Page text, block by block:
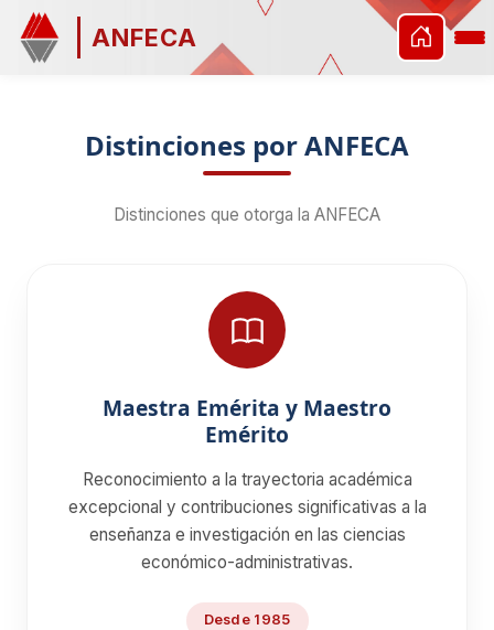
ANFECA
Distinciones por ANFECA
Distinciones que otorga la ANFECA
Maestra Emérita y Maestro
Emérito
Reconocimiento a la trayectoria académica
excepcional y contribuciones significativas a la
enseñanza e investigación en las ciencias
económico-administrativas.
Desde 1985